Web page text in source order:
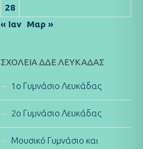
28
« Ιαν Μαρ »
ΣΧΟΛΕΊΑ ΔΔΕ ΛΕΥΚΆΔΑΣ
1ο Γυμνάσιο Λευκάδας
2ο Γυμνάσιο Λευκάδας
Μουσικό Γυμνάσιο και